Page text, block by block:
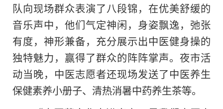
队向现场群众表演了八段锦，在优美舒缓的
音乐声中，他们气定神闲，身姿飘逸，弛张
有度，神形兼备，充分展示出中医健身操的
独特魅力，赢得了群众的阵阵掌声。夜市活
动当晚，中医志愿者还现场发送了中医养生
保健素养小册子、清热消暑中药养生茶等。